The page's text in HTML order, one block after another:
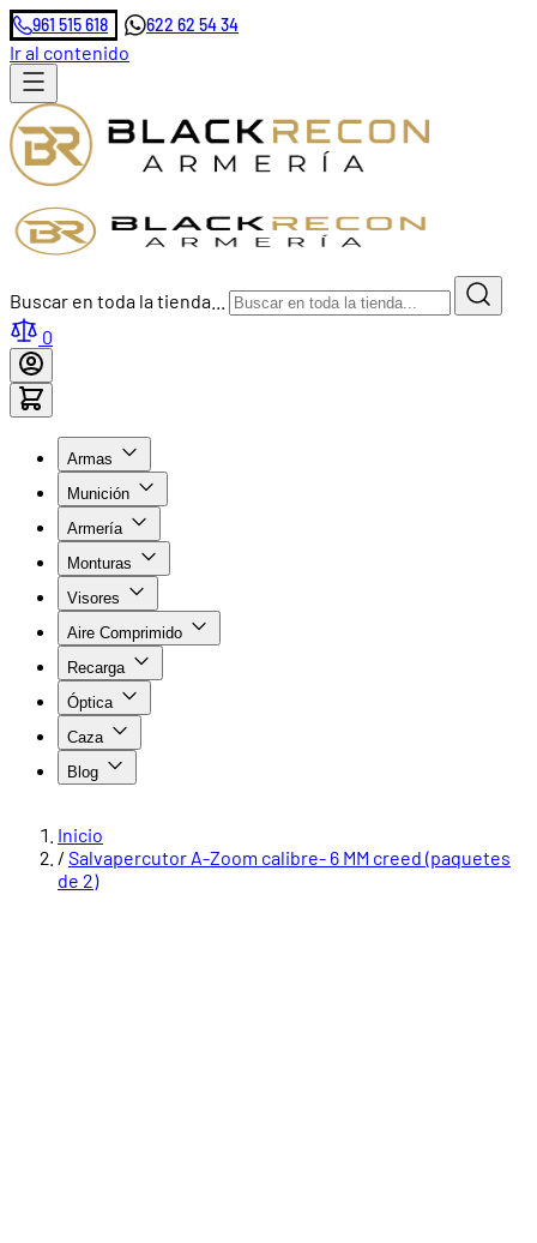
961 515 618 622 62 54 34
Ir al contenido
Buscar en toda la tienda...
0
Armas
Munición
Armería
Monturas
Visores
Aire Comprimido
Recarga
Óptica
Caza
Blog
Inicio
/ Salvapercutor A-Zoom calibre- 6 MM creed (paquetes
de 2)